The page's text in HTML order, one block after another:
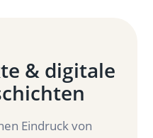
& digitale
Eindruck von